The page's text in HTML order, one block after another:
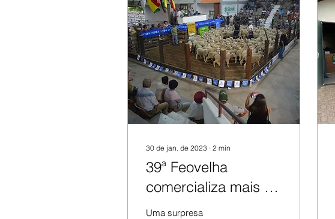
30 de jan. de 2023 ∙ 2 min
39ª Feovelha
comercializa mais de
2.000 ovinos.
Uma surpresa